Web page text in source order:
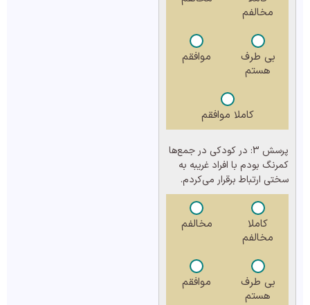
مخالفم
بی طرف
هستم
موافقم
کاملا موافقم
پرسش 3:
در کودکی در جمع‌ها
کمرنگ بودم با افراد غریبه به
سختی ارتباط برقرار می‌کردم.
کاملا
مخالفم
مخالفم
بی طرف
هستم
موافقم